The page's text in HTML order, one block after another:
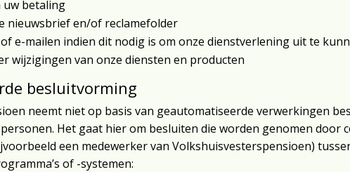
uw betaling
nieuwsbrief en/of reclamefolder
e-mailen indien dit nodig is om onze dienstverlening uit te
wijzigingen van onze diensten en producten
besluitvorming
neemt niet op basis van geautomatiseerde verwerkingen
Het gaat hier om besluiten die worden genomen door
een medewerker van Volkshuisvesterspensioen)
of -systemen: